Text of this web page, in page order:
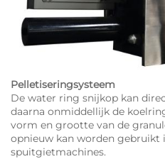
Pelletiseringsysteem
De water ring snijkop kan
daarna onmiddellijk de
vorm en grootte van de
opnieuw kan worden gebruikt
spuitgietmachines.